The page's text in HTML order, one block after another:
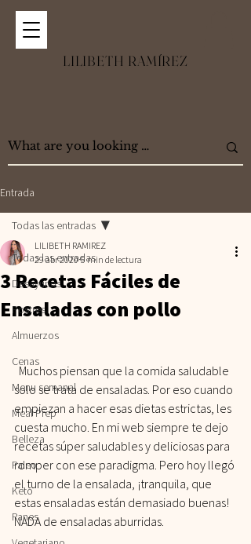
LILIBETH RAMÍREZ
Entrada
Todas las entradas
Desayunos
Postres
Almuerzos
Cenas
Menu semanal
Meal Prep
Belleza
Paleo
Keto
Panes
Todas las entradas
3 Recetas Fáciles de
Ensaladas con pollo
LILIBETH RAMIREZ
29 abr 2020 5 min de lectura
  Muchos piensan que la comida saludable
solo se trata de ensaladas. Por eso cuando
empiezan a hacer esas dietas estrictas, les
cuesta mucho. En mi web siempre te dejo
recetas súper saludables y deliciosas para
romper con ese paradigma. Pero hoy llegó
el turno de la ensalada, ¡tranquila, que
estas ensaladas están demasiado buenas!
NADA de ensaladas aburridas.